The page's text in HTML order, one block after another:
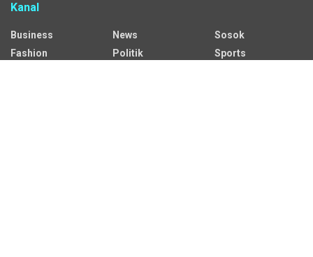
Kanal
Business
Fashion
News
Politik
Sosok
Sports